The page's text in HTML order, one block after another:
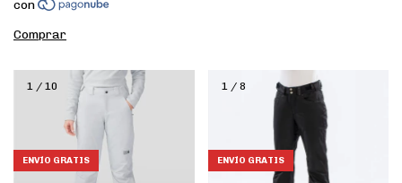
Comprar
1 / 10
ENVÍO GRATIS
1 / 8
ENVÍO GRATIS